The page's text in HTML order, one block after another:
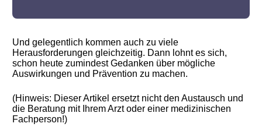
Und gelegentlich kommen auch zu viele
Herausforderungen gleichzeitig. Dann lohnt es sich,
schon heute zumindest Gedanken über mögliche
Auswirkungen und Prävention zu machen.
(Hinweis: Dieser Artikel ersetzt nicht den Austausch und
die Beratung mit Ihrem Arzt oder einer medizinischen
Fachperson!)